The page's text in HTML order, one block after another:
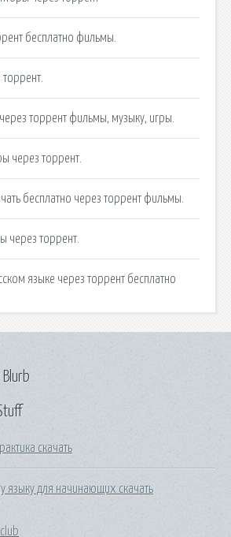
бесплатно фильмы.
торрент фильмы, музыку, игры.
через торрент.
бесплатно через торрент фильмы.
через торрент.
языке через торрент бесплатно
скачать
языку для начинающих скачать